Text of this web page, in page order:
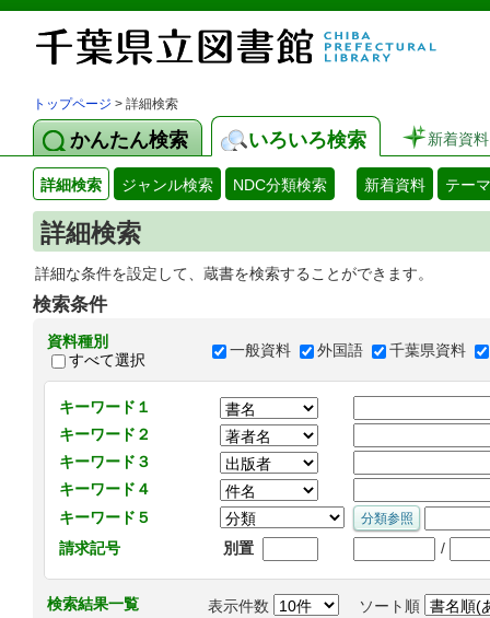
トップページ > 詳細検索
かんたん検索 いろいろ検索 新着資料
詳細検索 ジャンル検索 NDC分類検索 新着資料 テー
詳細検索
詳細な条件を設定して、蔵書を検索することができます。
検索条件
資料種別
すべて選択
一般資料 外国語 千葉県資料
キーワード１
キーワード２
キーワード３
キーワード４
キーワード５
請求記号
別置 /
検索結果一覧 表示件数 ソート順